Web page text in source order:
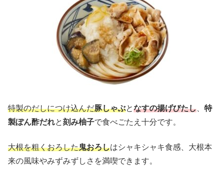
特製のだしにつけ込んだ豚しゃぶとなすの揚げびたし
特
製ぽん酢だれと刻み柚子で食べごたえ十分です。
大根を粗くおろした鬼おろしはシャキシャキ食感、大根本
来の風味やみずみずしさを満喫できます。